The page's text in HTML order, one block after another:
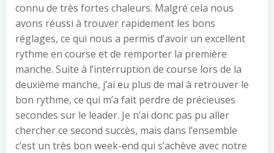
connu de très fortes chaleurs. Malgré cela nous
avons réussi à trouver rapidement les bons
réglages, ce qui nous a permis d’avoir un excellent
rythme en course et de remporter la première
manche. Suite à l’interruption de course lors de la
deuxième manche, j’ai eu plus de mal à retrouver le
bon rythme, ce qui m’a fait perdre de précieuses
secondes sur le leader. Je n’ai donc pas pu aller
chercher ce second succès, mais dans l’ensemble
c’est un très bon week-end qui s’achève avec notre